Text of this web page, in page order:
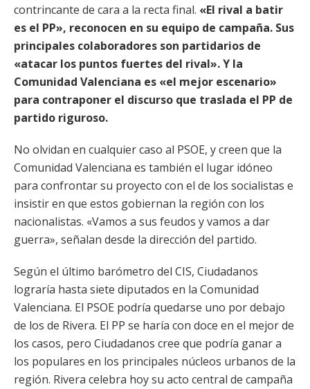
contrincante de cara a la recta final. «El rival a batir
es el PP», reconocen en su equipo de campaña. Sus
principales colaboradores son partidarios de
«atacar los puntos fuertes del rival». Y la
Comunidad Valenciana es «el mejor escenario»
para contraponer el discurso que traslada el PP de
partido riguroso.
No olvidan en cualquier caso al PSOE, y creen que la
Comunidad Valenciana es también el lugar idóneo
para confrontar su proyecto con el de los socialistas e
insistir en que estos gobiernan la región con los
nacionalistas. «Vamos a sus feudos y vamos a dar
guerra», señalan desde la dirección del partido.
Según el último barómetro del CIS, Ciudadanos
lograría hasta siete diputados en la Comunidad
Valenciana. El PSOE podría quedarse uno por debajo
de los de Rivera. El PP se haría con doce en el mejor de
los casos, pero Ciudadanos cree que podría ganar a
los populares en los principales núcleos urbanos de la
región. Rivera celebra hoy su acto central de campaña